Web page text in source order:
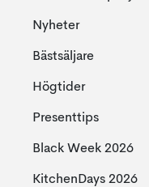
Nyheter
Bästsäljare
Högtider
Presenttips
Black Week 2026
KitchenDays 2026